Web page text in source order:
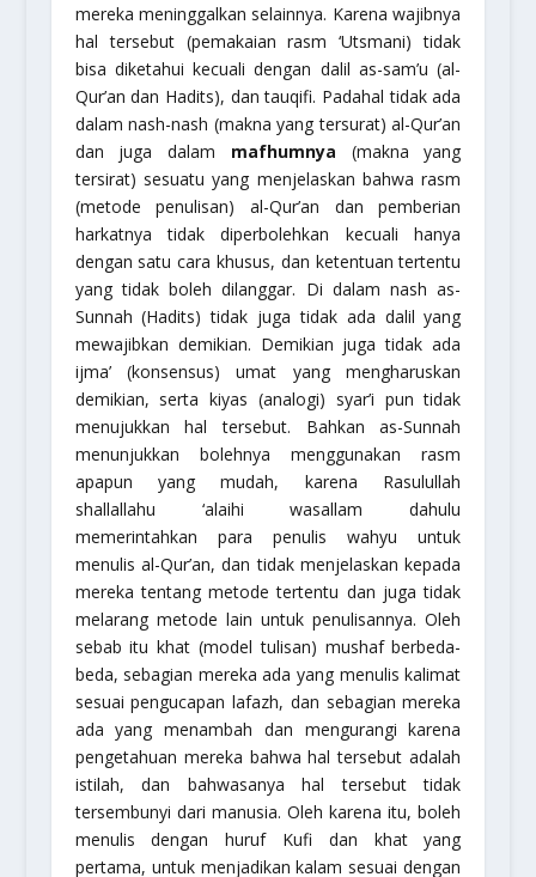
mereka meninggalkan selainnya. Karena wajibnya
hal tersebut (pemakaian rasm ‘Utsmani) tidak
bisa diketahui kecuali dengan dalil as-sam’u (al-
Qur’an dan Hadits), dan tauqifi. Padahal tidak ada
dalam nash-nash (makna yang tersurat) al-Qur’an
dan juga dalam mafhumnya (makna yang
tersirat) sesuatu yang menjelaskan bahwa rasm
(metode penulisan) al-Qur’an dan pemberian
harkatnya tidak diperbolehkan kecuali hanya
dengan satu cara khusus, dan ketentuan tertentu
yang tidak boleh dilanggar. Di dalam nash as-
Sunnah (Hadits) tidak juga tidak ada dalil yang
mewajibkan demikian. Demikian juga tidak ada
ijma’ (konsensus) umat yang mengharuskan
demikian, serta kiyas (analogi) syar’i pun tidak
menujukkan hal tersebut. Bahkan as-Sunnah
menunjukkan bolehnya menggunakan rasm
apapun yang mudah, karena Rasulullah
shallallahu ‘alaihi wasallam dahulu
memerintahkan para penulis wahyu untuk
menulis al-Qur’an, dan tidak menjelaskan kepada
mereka tentang metode tertentu dan juga tidak
melarang metode lain untuk penulisannya. Oleh
sebab itu khat (model tulisan) mushaf berbeda-
beda, sebagian mereka ada yang menulis kalimat
sesuai pengucapan lafazh, dan sebagian mereka
ada yang menambah dan mengurangi karena
pengetahuan mereka bahwa hal tersebut adalah
istilah, dan bahwasanya hal tersebut tidak
tersembunyi dari manusia. Oleh karena itu, boleh
menulis dengan huruf Kufi dan khat yang
pertama, untuk menjadikan kalam sesuai dengan